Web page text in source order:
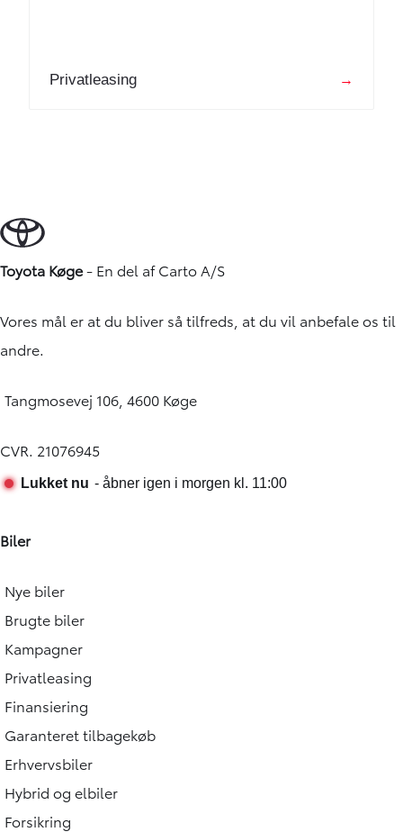
Privatleasing →
Toyota Køge- En del afCarto A/S
Vores mål er at du bliver så tilfreds, at du vil anbefale os til
andre.
Tangmosevej 106, 4600 Køge
CVR. 21076945
Biler
Nye biler
Brugte biler
Kampagner
Privatleasing
Finansiering
Garanteret tilbagekøb
Erhvervsbiler
Hybrid og elbiler
Forsikring